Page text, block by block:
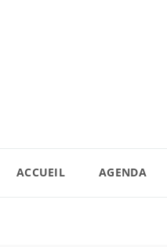
ACCUEIL AGENDA